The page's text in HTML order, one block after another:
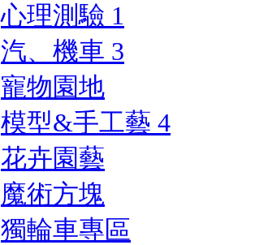
心理測驗 1
汽、機車 3
寵物園地
模型&手工藝 4
花卉園藝
魔術方塊
獨輪車專區